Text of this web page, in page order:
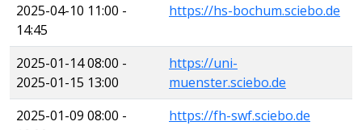
2025-04-10 11:00 -
14:45
https://hs-bochum.sciebo.de
2025-01-14 08:00 -
2025-01-15 13:00
https://uni-
muenster.sciebo.de
2025-01-09 08:00 -
https://fh-swf.sciebo.de